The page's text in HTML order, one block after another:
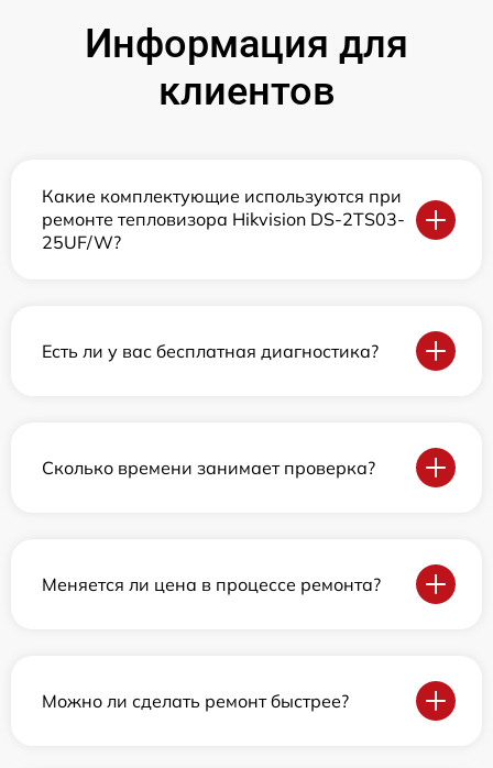
Информация для
клиентов
Какие комплектующие используются при
ремонте тепловизора Hikvision DS-2TS03-
25UF/W?
Есть ли у вас бесплатная диагностика?
Сколько времени занимает проверка?
Меняется ли цена в процессе ремонта?
Можно ли сделать ремонт быстрее?